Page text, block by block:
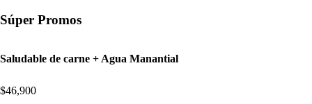
Súper Promos
Saludable de carne + Agua Manantial
$46,900